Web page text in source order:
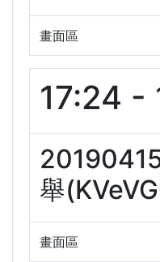
畫面區
17:24 -
舉
畫面區